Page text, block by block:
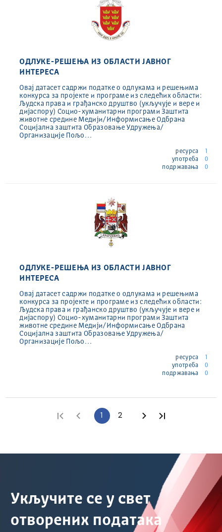
ОДЛУКЕ-РЕШЕЊА ИЗ ОБЛАСТИ ЈАВНОГ
ИНТЕРЕСА
Овај датасет садржи податке о одлукама и решењима
конкурса за пројекте и програме из следећих области:
Људска права и грађанско друштво (укључује и вере и
дијаспору) Социо-хуманитарни програми Заштита
животне средине Медији/Информисање Одбрана
Социјална заштита Образовање Удружења/
Организације Пољо…
ресурса
1
употреба
0
подржавања
0
ОДЛУКЕ-РЕШЕЊА ИЗ ОБЛАСТИ ЈАВНОГ
ИНТЕРЕСА
Овај датасет садржи податке о одлукама и решењима
конкурса за пројекте и програме из следећих области:
Људска права и грађанско друштво (укључује и вере и
дијаспору) Социо-хуманитарни програми Заштита
животне средине Медији/Информисање Одбрана
Социјална заштита Образовање Удружења/
Организације Пољо…
ресурса
1
употреба
0
подржавања
0
Прва страница
Претходна страница
1 2 Следећа страница
Укључите се у свет
отворених података